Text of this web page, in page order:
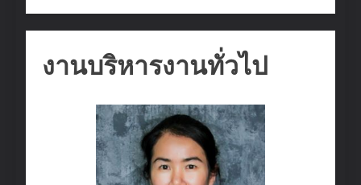
งานบริหารงานทั่วไป